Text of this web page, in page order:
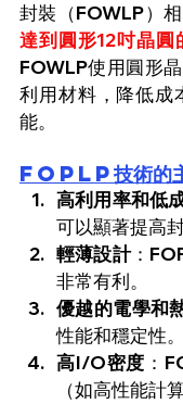
封裝（FOWLP）相
達到圓形12吋晶圓
FOWLP使用圓形
利用材料，降低成
能。
FOPLP技術的
高利用率和低
可以顯著提高
輕薄設計：
非常有利。
優越的電學和
性能和穩定性。
高I/O密度 ：
（如高性能計